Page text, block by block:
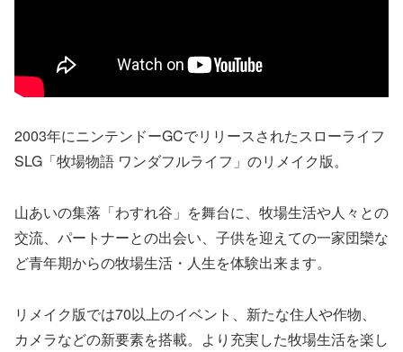
2003年にニンテンドーGCでリリースされたスローライフ
SLG「牧場物語 ワンダフルライフ」のリメイク版。
山あいの集落「わすれ谷」を舞台に、牧場生活や人々との
交流、パートナーとの出会い、子供を迎えての一家団欒な
ど青年期からの牧場生活・人生を体験出来ます。
リメイク版では70以上のイベント、新たな住人や作物、
カメラなどの新要素を搭載。より充実した牧場生活を楽し